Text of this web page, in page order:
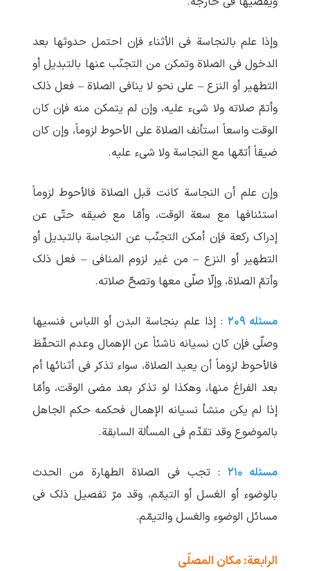
وإذا علم بالنجاسة فی الأثناء فإن احتمل حدوثها بعد
الدخول فی الصلاة وتمکن من التجنّب عنها بالتبدیل أو
التطهیر أو النزع – علی نحو لا ینافی الصلاة – فعل ذلک
وأتمّ صلاته ولا شیء علیه، وإن لم یتمکن منه فإن کان
الوقت واسعاً استأنف الصلاة علی الأحوط لزوماً، وإن کان
ضیقاً أتمّها مع النجاسة ولا شیء علیه.
وإن علم أن النجاسة کانت قبل الصلاة فالأحوط لزوماً
استئنافها مع سعة الوقت، وأمّا مع ضیقه حتّی عن
إدراک رکعة فإن أمکن التجنّب عن النجاسة بالتبدیل أو
التطهیر أو النزع – من غیر لزوم المنافی – فعل ذلک
وأتمّ الصلاة، وإلّا صلّی معها وتصحّ صلاته.
مسئله ۲۰۹
: إذا علم بنجاسة البدن أو اللباس فنسیها
وصلّی فإن کان نسیانه ناشئاً عن الإهمال وعدم التحفّظ
فالأحوط لزوماً أن یعید الصلاة، سواء تذکر فی أثنائها أم
بعد الفراغ منها، وهکذا لو تذکر بعد مضی الوقت، وأمّا
إذا لم یکن منشأ نسیانه الإهمال فحکمه حکم الجاهل
بالموضوع وقد تقدّم فی المسألة السابقة.
مسئله ۲۱۰
: تجب فی الصلاة الطهارة من الحدث
بالوضوء أو الغسل أو التیمّم، وقد مرّ تفصیل ذلک فی
مسائل الوضوء والغسل والتیمّم.
الرابعة: مکان المصلّی